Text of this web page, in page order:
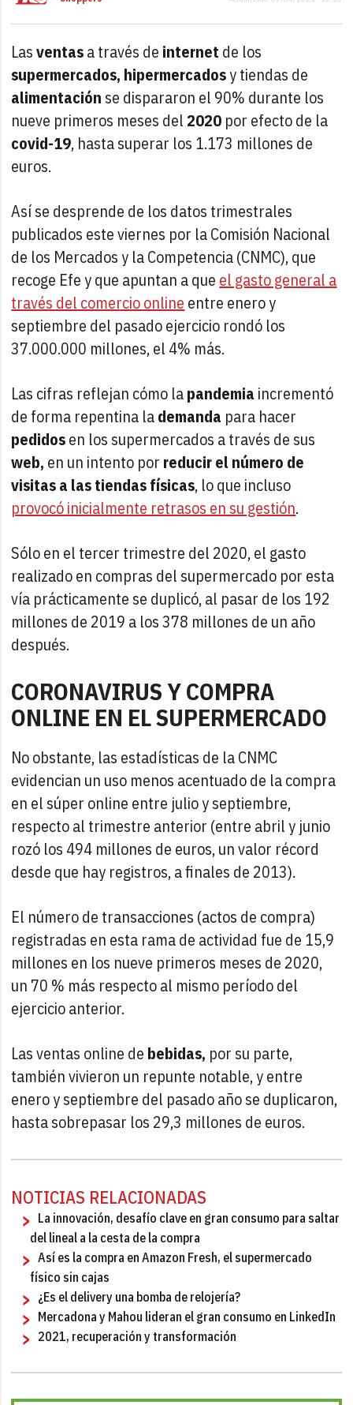
Lasventasa través de internet de los
supermercados, hipermercadosy tiendas de
alimentación se dispararon el 90% durante los
nueve primeros meses del2020 por efecto de la
covid-19, hasta superar los 1.173 millones de
euros.
Así se desprende de los datos trimestrales
publicados este viernes por la Comisión Nacional
de los Mercados y la Competencia (CNMC), que
recoge Efe y que apuntan a que el gasto general a
través del comercio online entre enero y
septiembre del pasado ejercicio rondó los
37.000.000 millones, el 4% más.
Las cifras reflejan cómo lapandemia incrementó
de forma repentina lademanda para hacer
pedidosen los supermercados a través de sus
web, en un intento por reducir el número de
visitas a las tiendas físicas, lo que incluso
provocó inicialmente retrasos en su gestión.
Sólo en el tercer trimestre del 2020, el gasto
realizado en compras del supermercado por esta
vía prácticamente se duplicó, al pasar de los 192
millones de 2019 a los 378 millones de un año
después.
CORONAVIRUS Y COMPRA
ONLINE EN EL SUPERMERCADO
No obstante, las estadísticas de la CNMC
evidencian un uso menos acentuado de la compra
en el súper online entre julio y septiembre,
respecto al trimestre anterior (entre abril y junio
rozó los 494 millones de euros, un valor récord
desde que hay registros, a finales de 2013).
El número de transacciones (actos de compra)
registradas en esta rama de actividad fue de 15,9
millones en los nueve primeros meses de 2020,
un 70 % más respecto al mismo período del
ejercicio anterior.
Las ventas online de bebidas, por su parte,
también vivieron un repunte notable, y entre
enero y septiembre del pasado año se duplicaron,
hasta sobrepasar los 29,3 millones de euros.
NOTICIAS RELACIONADAS
La innovación, desafío clave en gran consumo para saltar
del lineal a la cesta de la compra
Así es la compra en Amazon Fresh, el supermercado
físico sin cajas
¿Es el delivery una bomba de relojería?
Mercadona y Mahou lideran el gran consumo en LinkedIn
2021, recuperación y transformación